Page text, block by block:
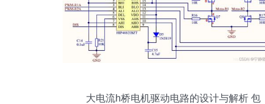
大电流h桥电机驱动电路的设计与解析 包